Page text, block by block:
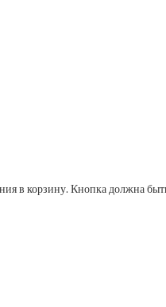
в корзину. Кнопка должна